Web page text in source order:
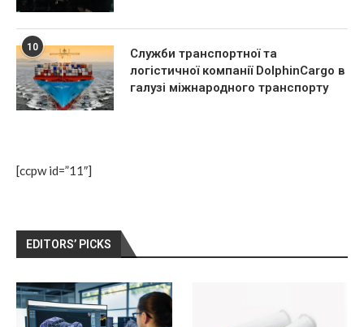
[ccpw id=”11″]
EDITORS’ PICKS
10
Служби транспортної та
логістичної компанії DolphinCargo в
галузі міжнародного транспорту